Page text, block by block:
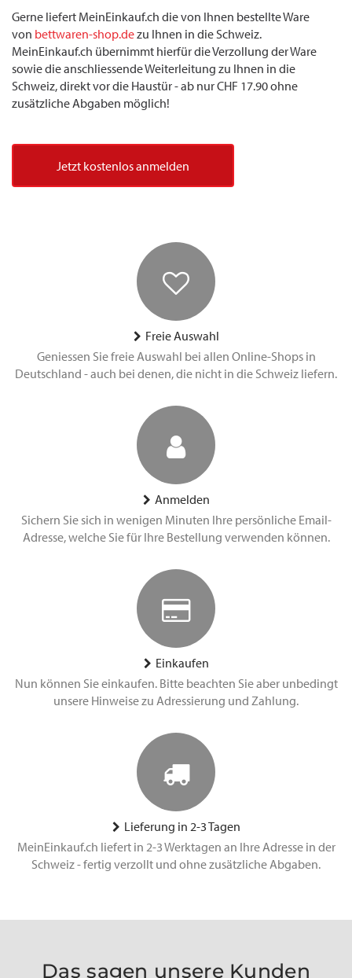
Gerne liefert MeinEinkauf.ch die von Ihnen bestellte Ware
von bettwaren-shop.dezu Ihnen in die Schweiz.
MeinEinkauf.ch übernimmt hierfür die Verzollung der Ware
sowie die anschliessende Weiterleitung zu Ihnen in die
Schweiz, direkt vor die Haustür - ab nur CHF 17.90 ohne
zusätzliche Abgaben möglich!
Jetzt kostenlos anmelden
Freie Auswahl
Geniessen Sie freie Auswahl bei allen Online-Shops in
Deutschland - auch bei denen, die nicht in die Schweiz liefern.
Anmelden
Sichern Sie sich in wenigen Minuten Ihre persönliche Email-
Adresse, welche Sie für Ihre Bestellung verwenden können.
Einkaufen
Nun können Sie einkaufen. Bitte beachten Sie aber unbedingt
unsere Hinweise zu Adressierung und Zahlung.
Lieferung in 2-3 Tagen
MeinEinkauf.ch liefert in 2-3 Werktagen an Ihre Adresse in der
Schweiz - fertig verzollt und ohne zusätzliche Abgaben.
Das sagen unsere Kunden